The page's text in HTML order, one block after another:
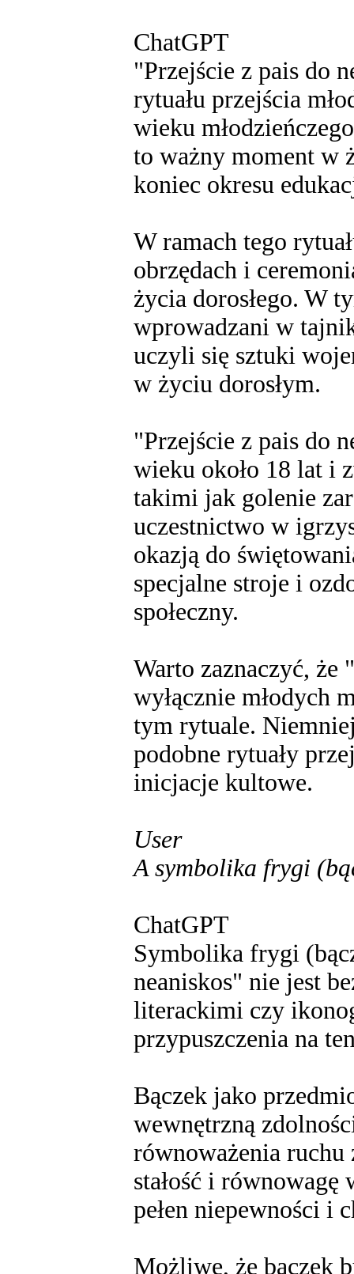
ChatGPT
"Przejście z pais do
rytuału przejścia
wieku
to ważny moment w
koniec okresu
W ramach tego
obrzędach i
życia dorosłego. W
wprowadzani w
uczyli się sztuki
w życiu dorosłym.
"Przejście z pais do
wieku około 18 lat i
takimi jak golenie
uczestnictwo w
okazją do
specjalne stroje i
społeczny.
Warto zaznaczyć, że
wyłącznie młodych
tym rytuale.
podobne rytuały
inicjacje kultowe.
User
A symbolika frygi
ChatGPT
Symbolika frygi
neaniskos" nie jest
literackimi czy
przypuszczenia na
Bączek jako
wewnętrzną
równoważenia ruchu
stałość i
pełen niepewności i
Możliwe, że bączek